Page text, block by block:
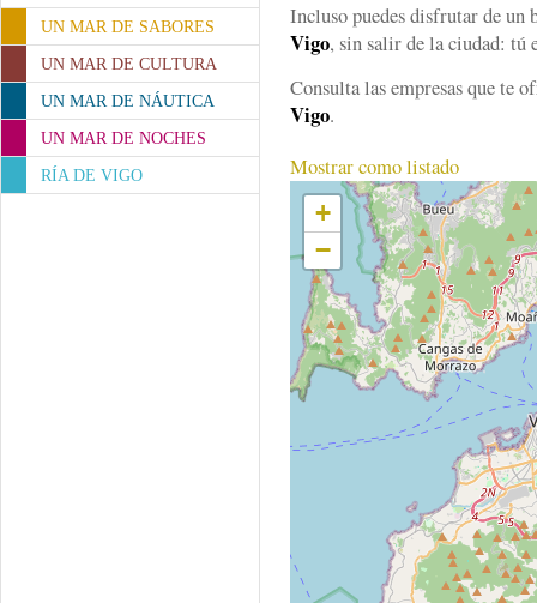
UN MAR DE SABORES
UN MAR DE CULTURA
UN MAR DE NÁUTICA
UN MAR DE NOCHES
RÍA DE VIGO
Incluso puedes disfrutar de un
Vigo, sin salir de la ciudad: tú
Consulta las empresas que te
Vigo.
Mostrar como listado
+
−